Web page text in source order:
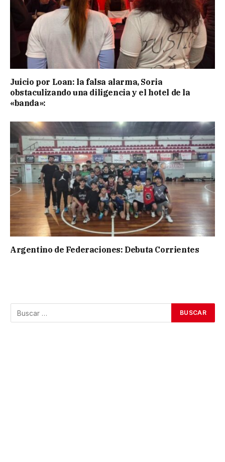
Juicio por Loan: la falsa alarma, Soria
obstaculizando una diligencia y el hotel de la
«banda»:
Argentino de Federaciones: Debuta Corrientes